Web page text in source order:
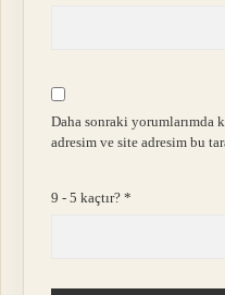
Daha sonraki yorumlarımda
adresim ve site adresim bu
9 - 5 kaçtır?*